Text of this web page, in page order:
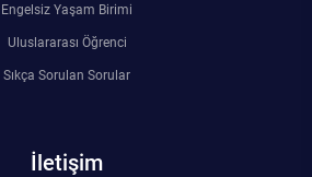
Engelsiz Yaşam Birimi
Uluslararası Öğrenci
Sıkça Sorulan Sorular
İletişim